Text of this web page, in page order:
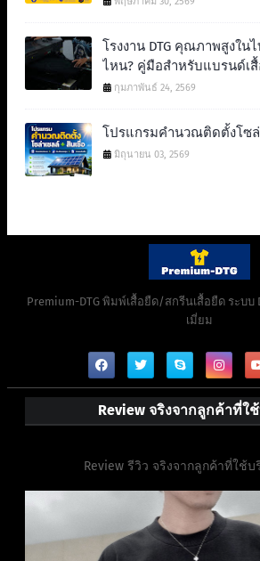
โรงงาน DTG คุณภาพสูงใน
ไหน? คู่มือสำหรับแบรนด์เ
กุมภาพันธ์ 24, 2569
โปรแกรมคำนวณติดตั้งโซล่
มิถุนายน 03, 2569
Premium-DTG พิมพ์เสื้อยืด/สกรีนเสื้อยืด ระบบ
เมี่ยม
Review จริงจากลูกค้าที่ใ
Review รีวิว จริงจากลูกค้าที่ใช้